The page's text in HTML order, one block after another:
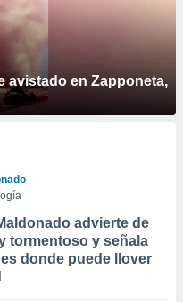
avistado en Zapponeta,
advierte de
tormentoso y señala
donde puede llover